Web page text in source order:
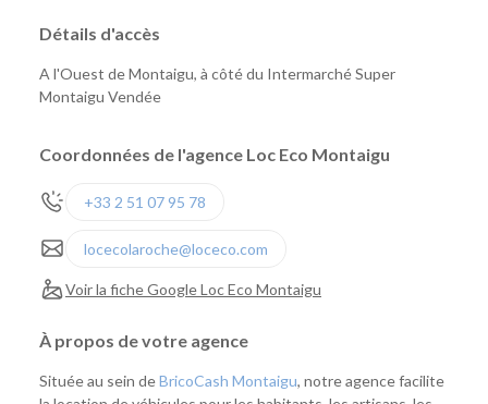
Détails d'accès
A l'Ouest de Montaigu, à côté du Intermarché Super
Montaigu Vendée
Coordonnées de l'agence Loc Eco Montaigu
+33 2 51 07 95 78
locecolaroche@loceco.com
Voir la fiche Google Loc Eco Montaigu
À propos de votre agence
Située au sein deBricoCash Montaigu, notre agence facilite